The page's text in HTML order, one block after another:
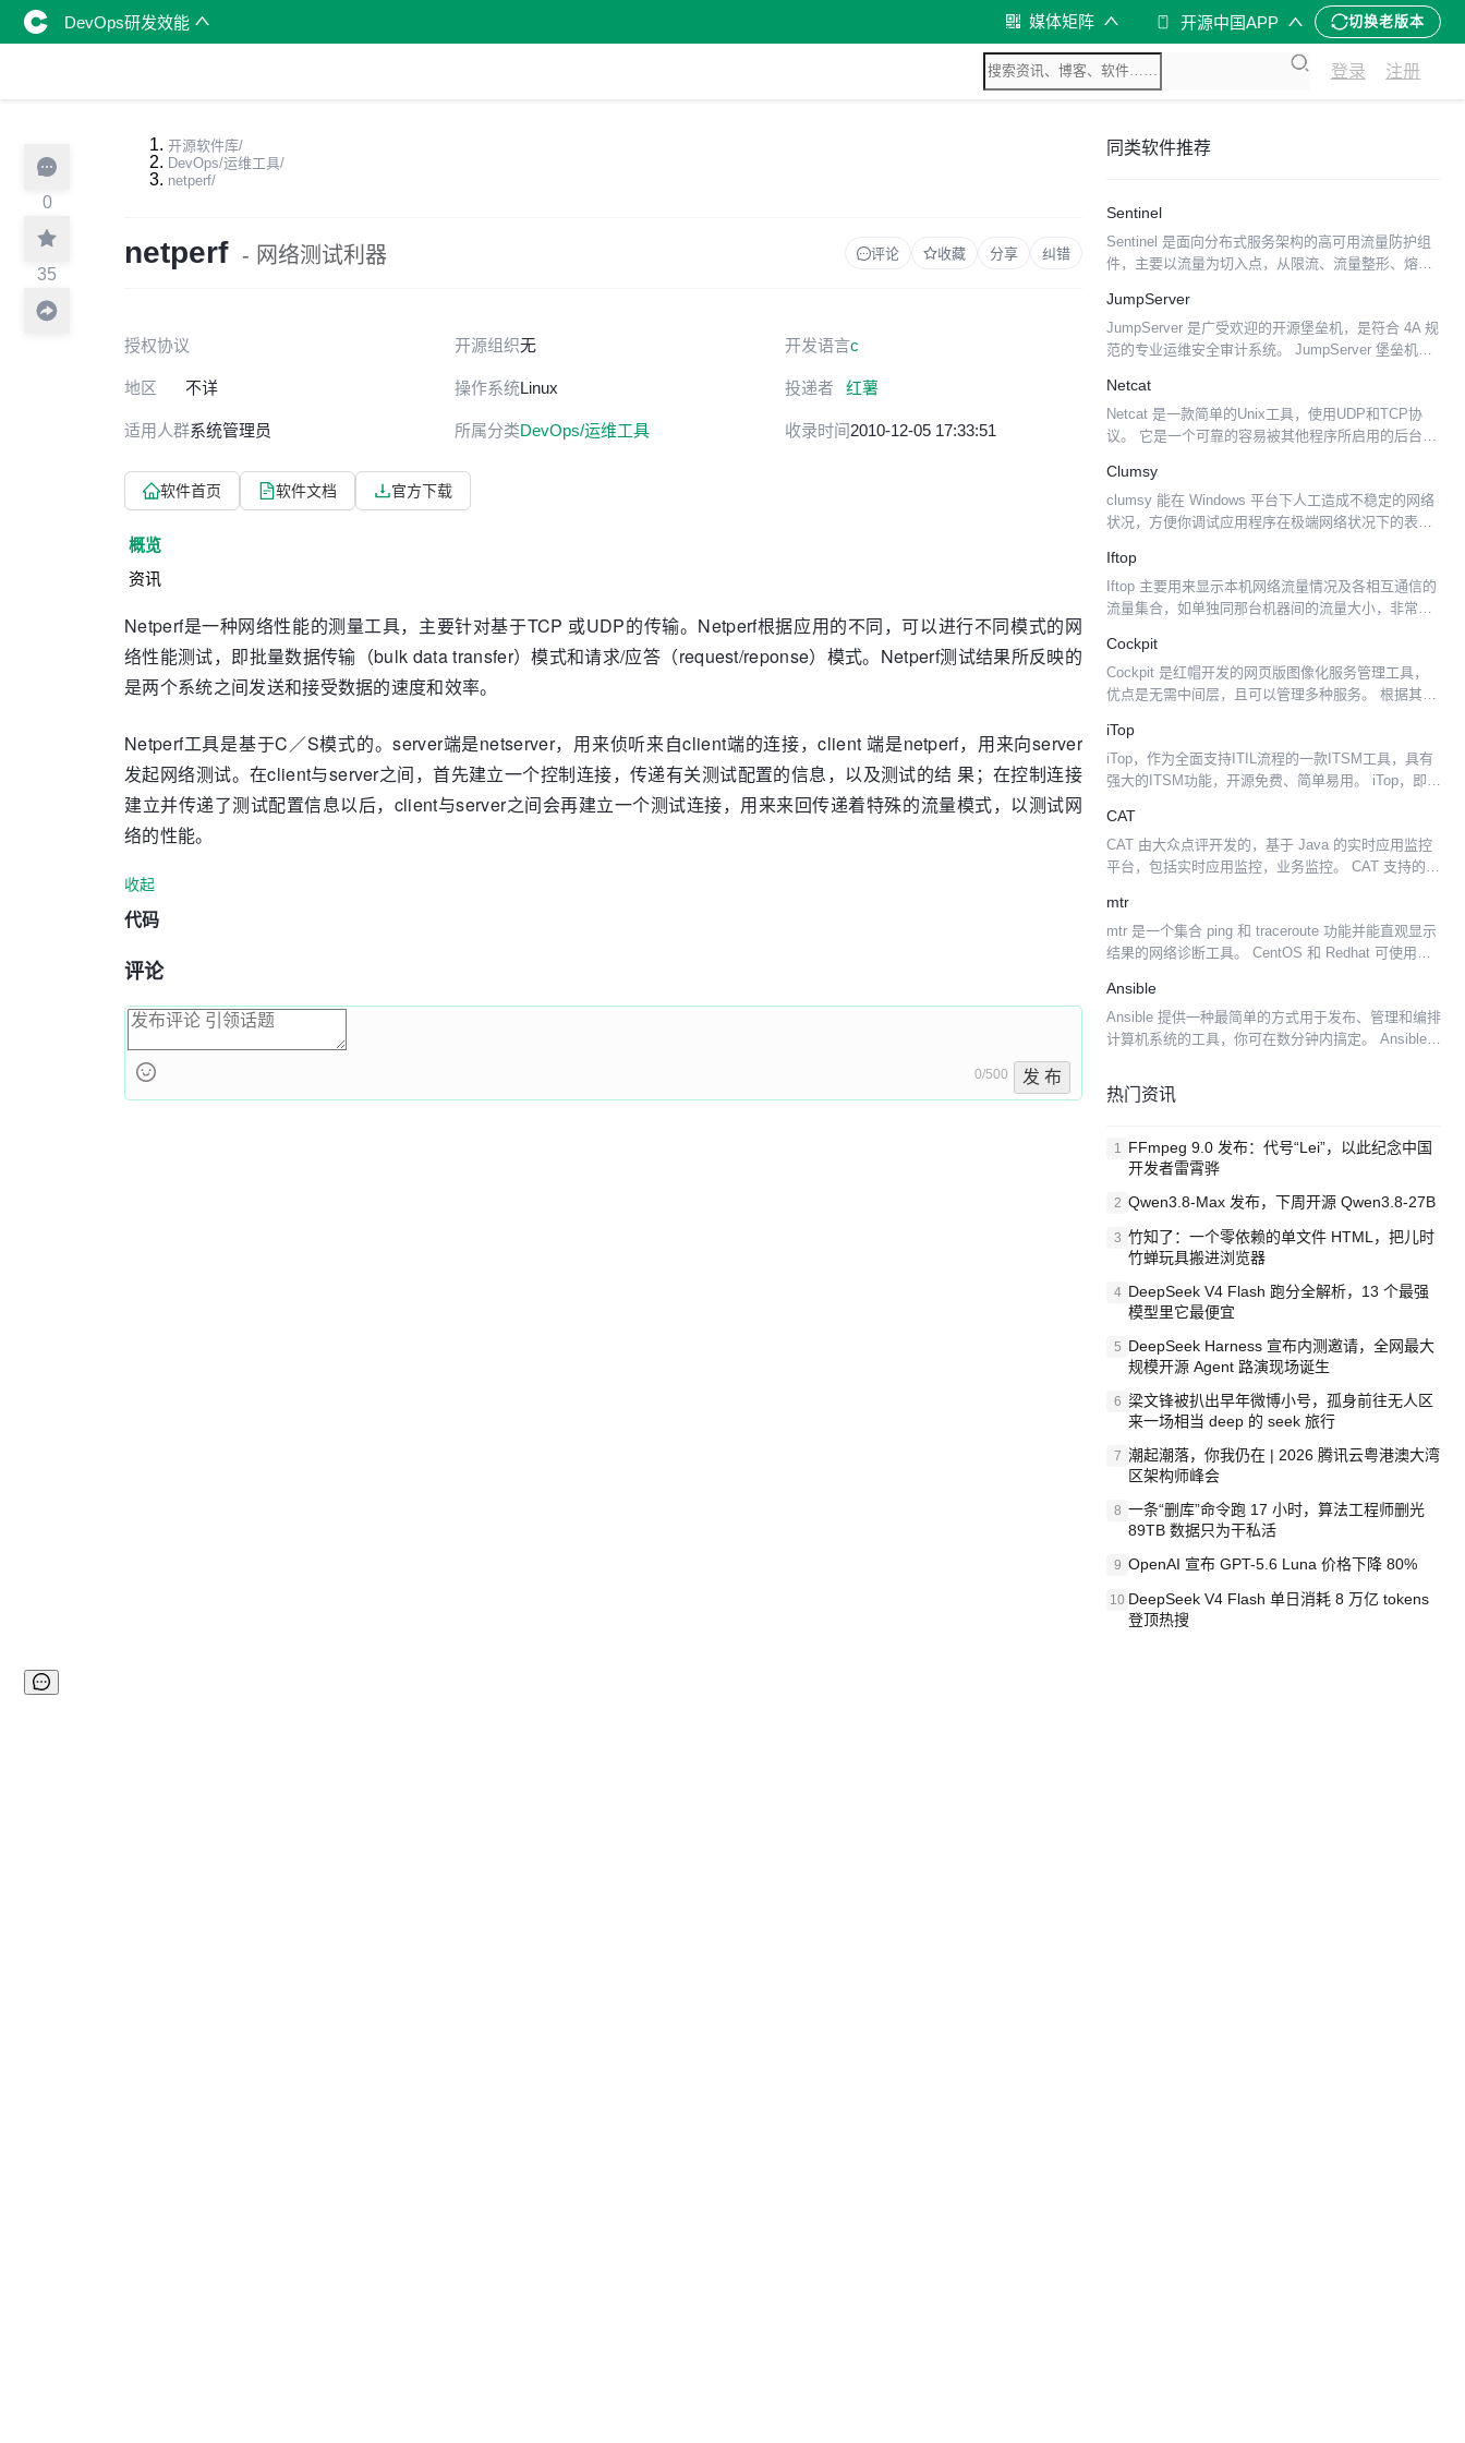
DevOps研发效能 媒体矩阵 开源中国APP 切换老版本
登录 注册
0
35
开源软件库/
DevOps/运维工具/
netperf/
netperf - 网络测试利器 评论 收藏 分享 纠错
授权协议 开源组织无 开发语言c
地区 不详 操作系统Linux 投递者 红薯
适用人群系统管理员 所属分类DevOps/运维工具 收录时间2010-12-05 17:33:51
软件首页 软件文档 官方下载
概览
资讯
Netperf是一种网络性能的测量工具，主要针对基于TCP 或UDP的传输。Netperf根据应用的不同，可以进行不同模式的网
络性能测试，即批量数据传输（bulk data transfer）模式和请求/应答（request/reponse）模式。Netperf测试结果所反映的
是两个系统之间发送和接受数据的速度和效率。
Netperf工具是基于C／S模式的。server端是netserver，用来侦听来自client端的连接，client 端是netperf，用来向server
发起网络测试。在client与server之间，首先建立一个控制连接，传递有关测试配置的信息，以及测试的结 果；在控制连接
建立并传递了测试配置信息以后，client与server之间会再建立一个测试连接，用来来回传递着特殊的流量模式，以测试网
络的性能。
收起
代码
评论
0/500 发 布
同类软件推荐
Sentinel
Sentinel 是面向分布式服务架构的高可用流量防护组
件，主要以流量为切入点，从限流、流量整形、熔断
发者保障微服务的稳定性。 Sentinel 具有以下...
JumpServer
JumpServer 是广受欢迎的开源堡垒机，是符合 4A 规
范的专业运维安全审计系统。 JumpServer 堡垒机帮
包括： SSH: Linux / ...
Netcat
Netcat 是一款简单的Unix工具，使用UDP和TCP协
议。 它是一个可靠的容易被其他程序所启用的后台操
具。 使用它你可以轻易的建立任何连接。内建有很
多...
Clumsy
clumsy 能在 Windows 平台下人工造成不稳定的网络
状况，方便你调试应用程序在极端网络状况下的表
WinDiver...
Iftop
Iftop 主要用来显示本机网络流量情况及各相互通信的
流量集合，如单独同那台机器间的流量大小，非常适
Cockpit
Cockpit 是红帽开发的网页版图像化服务管理工具，
优点是无需中间层，且可以管理多种服务。 根据其项
计，方便管理人员使用，而不是仅仅的终端命令...
iTop
iTop，作为全面支持ITIL流程的一款ITSM工具，具有
强大的ITSM功能，开源免费、简单易用。 iTop，即IT
用程序，用于I...
CAT
CAT 由大众点评开发的，基于 Java 的实时应用监控
平台，包括实时应用监控，业务监控。 CAT 支持的监
界的程序访问行为,比如远程调用，...
mtr
mtr 是一个集合 ping 和 traceroute 功能并能直观显示
结果的网络诊断工具。 CentOS 和 Redhat 可使用
时，它将...
Ansible
Ansible 提供一种最简单的方式用于发布、管理和编排
计算机系统的工具，你可在数分钟内搞定。 Ansible
程任务执行。默认使用 SSH 进行远程连接...
热门资讯
1 FFmpeg 9.0 发布：代号“Lei”，以此纪念中国
开发者雷霄骅
2 Qwen3.8-Max 发布，下周开源 Qwen3.8-27B
3 竹知了：一个零依赖的单文件 HTML，把儿时
竹蝉玩具搬进浏览器
4 DeepSeek V4 Flash 跑分全解析，13 个最强
模型里它最便宜
5 DeepSeek Harness 宣布内测邀请，全网最大
规模开源 Agent 路演现场诞生
6 梁文锋被扒出早年微博小号，孤身前往无人区
来一场相当 deep 的 seek 旅行
7 潮起潮落，你我仍在 | 2026 腾讯云粤港澳大湾
区架构师峰会
8 一条“删库”命令跑 17 小时，算法工程师删光
89TB 数据只为干私活
9 OpenAI 宣布 GPT-5.6 Luna 价格下降 80%
10 DeepSeek V4 Flash 单日消耗 8 万亿 tokens
登顶热搜